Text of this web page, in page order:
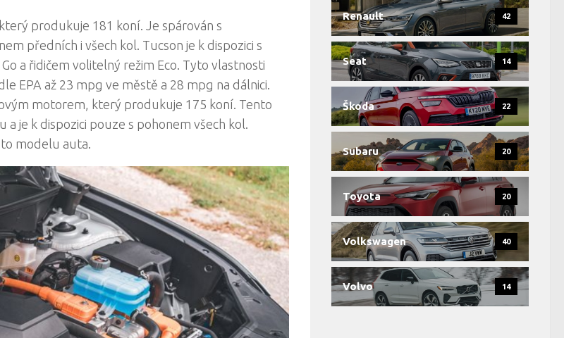
produkuje 181 koní. Je spárován s
předních i všech kol. Tucson je k dispozici s
a řidičem volitelný režim Eco. Tyto vlastnosti
EPA až 23 mpg ve městě a 28 mpg na dálnici.
motorem, který produkuje 175 koní. Tento
je k dispozici pouze s pohonem všech kol.
modelu auta.
Renault 42
Seat 14
Škoda 22
Subaru 20
Toyota 20
Volkswagen 40
Volvo 14